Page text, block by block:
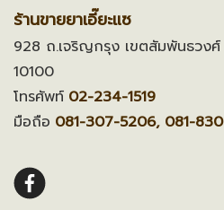
ร้านขายยาเอี๊ยะแซ
928 ถ.เจริญกรุง เขตสัมพันธวง
10100
โทรศัพท์ 02-234-1519
มือถือ 081-307-5206, 081-